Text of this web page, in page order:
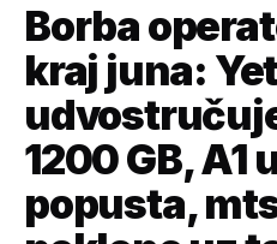
Borba
kraj juna:
1200 GB, A1
popusta,